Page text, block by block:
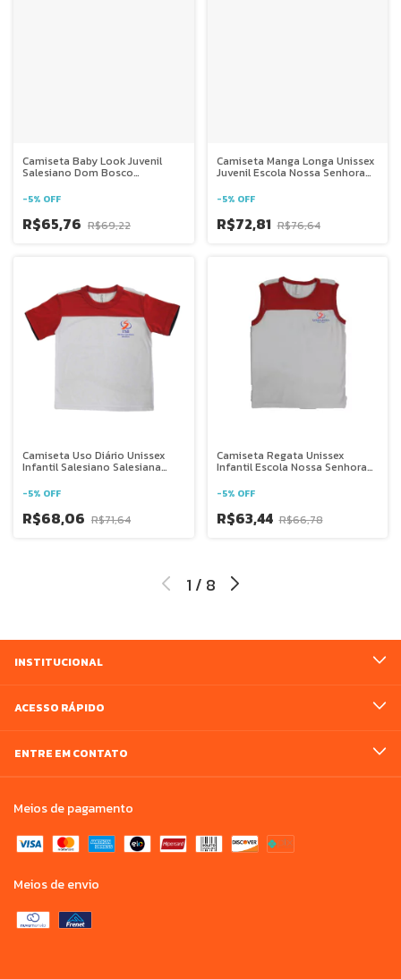
Camiseta Baby Look Juvenil
Salesiano Dom Bosco
-5% OFF
R$65,76 R$69,22
Camiseta Manga Longa Unissex
Juvenil Escola Nossa Senhora
-5% OFF
R$72,81 R$76,64
Camiseta Uso Diário Unissex
Infantil Salesiano Salesiana
-5% OFF
R$68,06 R$71,64
Camiseta Regata Unissex
Infantil Escola Nossa Senhora
-5% OFF
R$63,44 R$66,78
1 / 8
INSTITUCIONAL
ACESSO RÁPIDO
ENTRE EM CONTATO
Meios de pagamento
Meios de envio